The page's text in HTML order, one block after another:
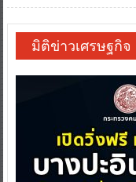
มิติข่าวเศรษฐกิจ